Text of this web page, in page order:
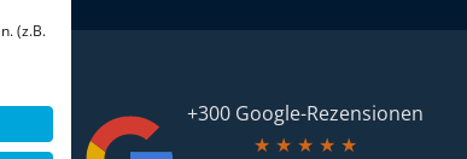
+300 Google-Rezensionen
★ ★ ★ ★ ★
(z.B.